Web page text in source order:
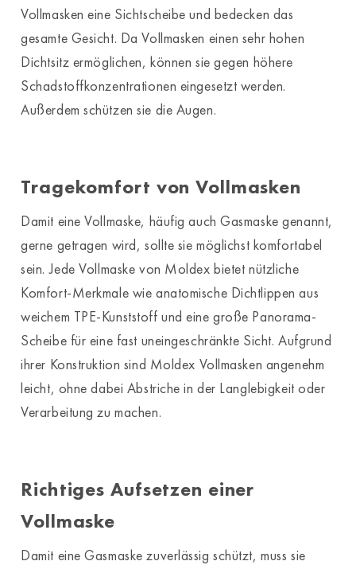
Vollmasken eine Sichtscheibe und bedecken das
gesamte Gesicht. Da Vollmasken einen sehr hohen
Dichtsitz ermöglichen, können sie gegen höhere
Schadstoffkonzentrationen eingesetzt werden.
Außerdem schützen sie die Augen.
Tragekomfort von Vollmasken
Damit eine Vollmaske, häufig auch Gasmaske genannt,
gerne getragen wird, sollte sie möglichst komfortabel
sein. Jede Vollmaske von Moldex bietet nützliche
Komfort-Merkmale wie anatomische Dichtlippen aus
weichem TPE-Kunststoff und eine große Panorama-
Scheibe für eine fast uneingeschränkte Sicht. Aufgrund
ihrer Konstruktion sind Moldex Vollmasken angenehm
leicht, ohne dabei Abstriche in der Langlebigkeit oder
Verarbeitung zu machen.
Richtiges Aufsetzen einer
Vollmaske
Damit eine Gasmaske zuverlässig schützt, muss sie